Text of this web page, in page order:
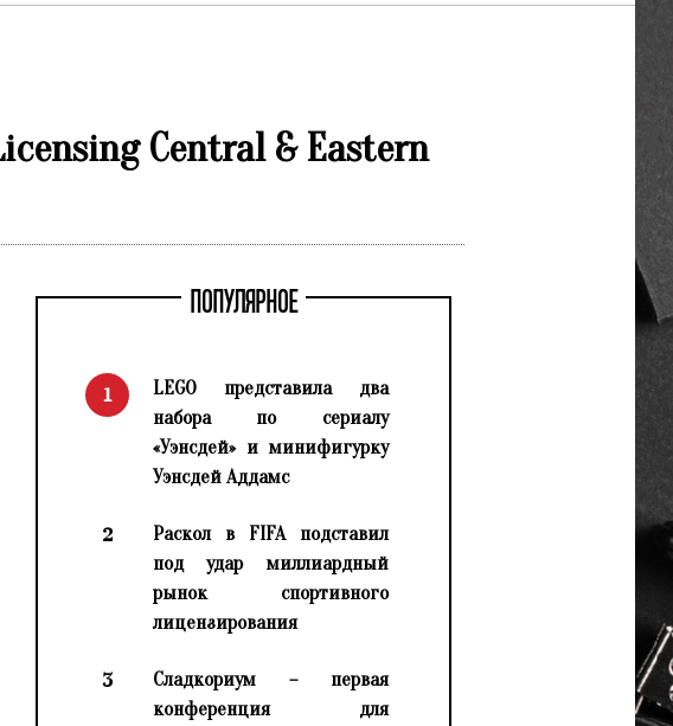
Central & Eastern
ПОПУЛЯРНОЕ
1
LEGO представила два
набора по сериалу
«Уэнсдей» и минифигурку
Уэнсдей Аддамс
2
Раскол в FIFA подставил
под удар миллиардный
рынок спортивного
лицензирования
3
Сладкориум – первая
конференция для